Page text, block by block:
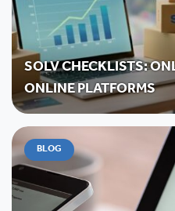
SOLV CHECKLISTS:
ONLINE PLATFORMS
BLOG